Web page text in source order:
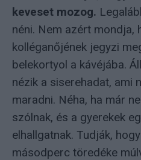
keveset mozog.
néni. Nem azért mondja,
kolléganőjének jegyzi
belekortyol a kávéjába.
nézik a siserehadat, ami
maradni. Néha, ha már
szólnak, és a gyerekek
elhallgatnak. Tudják,
másodperc töredéke